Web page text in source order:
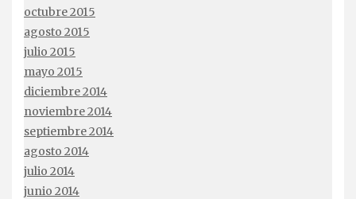
octubre 2015
agosto 2015
julio 2015
mayo 2015
diciembre 2014
noviembre 2014
septiembre 2014
agosto 2014
julio 2014
junio 2014